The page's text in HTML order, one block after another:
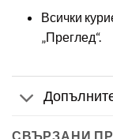
Всички
„Преглед“.
СВЪРЗАНИ